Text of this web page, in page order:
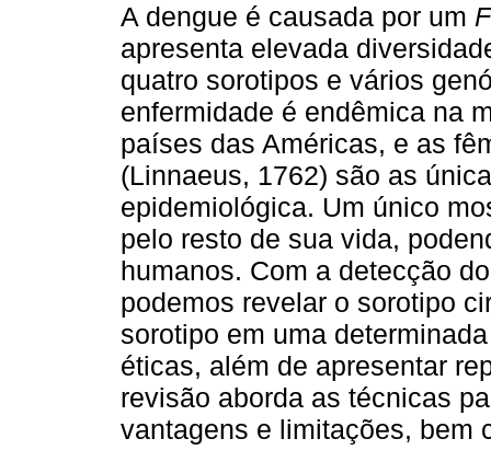
A dengue é causada por um
apresenta elevada
quatro sorotipos e vários
enfermidade é endêmica na
países das Américas, e as
(Linnaeus, 1762) são as
epidemiológica. Um único
pelo resto de sua vida,
humanos. Com a detecção
podemos revelar o sorotipo
sorotipo em uma
éticas, além de apresentar
revisão aborda as técnicas
vantagens e limitações, bem